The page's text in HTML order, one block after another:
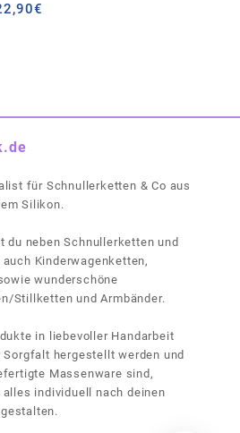
€
für Schnullerketten & Co aus
Silikon.
du neben Schnullerketten und
Kinderwagenketten,
wunderschöne
Stillketten und Armbänder.
in liebevoller Handarbeit
Sorgfalt hergestellt werden und
Massenware sind,
alles individuell nach deinen